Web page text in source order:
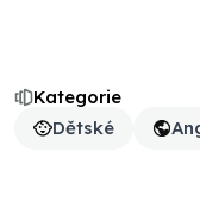
Kategorie
Dětské